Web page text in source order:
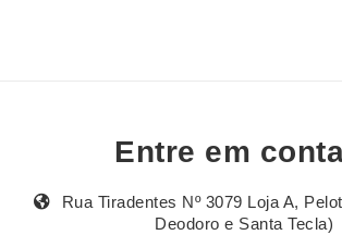
Entre em
Rua Tiradentes Nº 3079 Loja A,
Deodoro e Santa Tecla)